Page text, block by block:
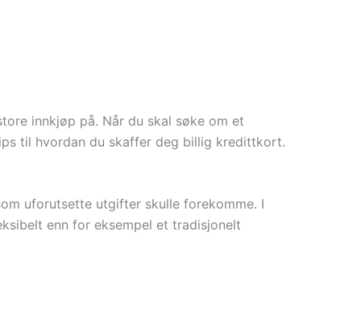
innkjøp på. Når du skal søke om et
til hvordan du skaffer deg billig kredittkort.
uforutsette utgifter skulle forekomme. I
enn for eksempel et tradisjonelt